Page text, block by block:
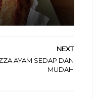
NEXT
AYAM SEDAP DAN
MUDAH